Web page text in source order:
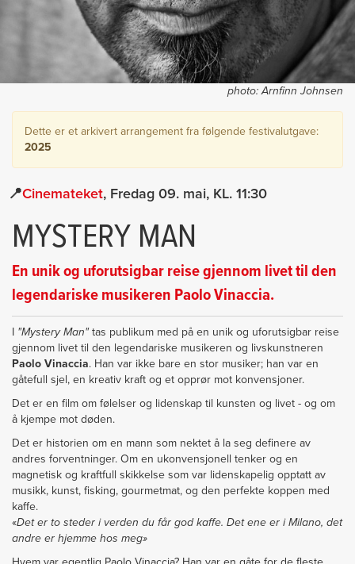
photo:Arnfinn Johnsen
Dette er et arkivert arrangement fra følgende festivalutgave:
2025
Cinemateket Fredag 09. mai 11:30
MYSTERY MAN
En unik og uforutsigbar reise gjennom livet til den
legendariske musikeren Paolo Vinaccia.
I "Mystery Man"tas publikum med på en unik og uforutsigbar reise
gjennom livet til den legendariske musikeren og livskunstneren
Paolo Vinaccia. Han var ikke bare en stor musiker; han var en
gåtefull sjel, en kreativ kraft og et opprør mot konvensjoner.
Det er en film om følelser og lidenskap til kunsten og livet - og om
å kjempe mot døden.
Det er historien om en mann som nektet å la seg definere av
andres forventninger. Om en ukonvensjonell tenker og en
magnetisk og kraftfull skikkelse som var lidenskapelig opptatt av
musikk, kunst, fisking, gourmetmat, og den perfekte koppen med
kaffe.
«Det er to steder i verden du får god kaffe. Det ene er i Milano, det
andre er hjemme hos meg»